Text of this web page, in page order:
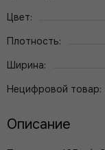
Цвет:
Плотность:
Ширина:
Нецифровой товар:
Описание